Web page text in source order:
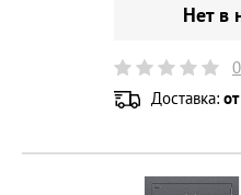
Нет в
0
Доставка: